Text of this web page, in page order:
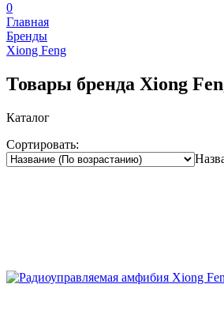
0
Главная
Бренды
Xiong Feng
Товары бренда Xiong
Каталог
Сортировать: